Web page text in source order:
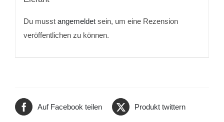
Du musst angemeldetsein, um eine Rezension
veröffentlichen zu können.
Auf Facebook teilen Produkt twittern